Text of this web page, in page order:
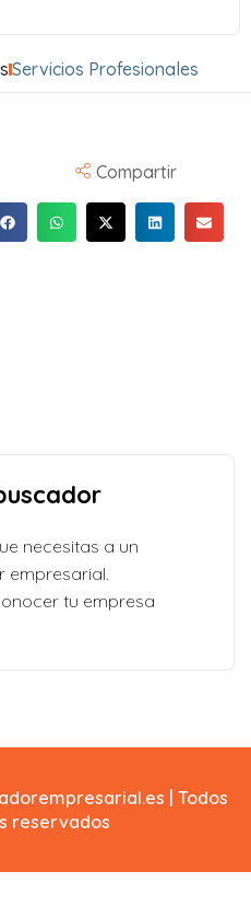
Servicios Profesionales
Compartir
necesitas a un
empresarial.
tu empresa
| Todos
reservados